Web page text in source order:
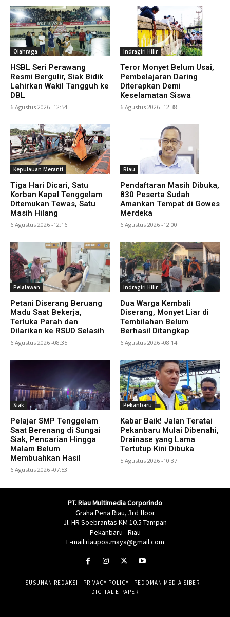
Olahraga
HSBL Seri Perawang
Resmi Bergulir, Siak Bidik
Lahirkan Wakil Tangguh ke
DBL
6 Agustus 2026 -12:54
Indragiri Hilir
Teror Monyet Belum Usai,
Pembelajaran Daring
Diterapkan Demi
Keselamatan Siswa
6 Agustus 2026 -12:38
Kepulauan Meranti
Tiga Hari Dicari, Satu
Korban Kapal Tenggelam
Ditemukan Tewas, Satu
Masih Hilang
6 Agustus 2026 -12:16
Riau
Pendaftaran Masih Dibuka,
830 Peserta Sudah
Amankan Tempat di Gowes
Merdeka
6 Agustus 2026 -12:00
Pelalawan
Petani Diserang Beruang
Madu Saat Bekerja,
Terluka Parah dan
Dilarikan ke RSUD Selasih
6 Agustus 2026 -08:35
Indragiri Hilir
Dua Warga Kembali
Diserang, Monyet Liar di
Tembilahan Belum
Berhasil Ditangkap
6 Agustus 2026 -08:14
Siak
Pelajar SMP Tenggelam
Saat Berenang di Sungai
Siak, Pencarian Hingga
Malam Belum
Membuahkan Hasil
6 Agustus 2026 -07:53
Pekanbaru
Kabar Baik! Jalan Teratai
Pekanbaru Mulai Dibenahi,
Drainase yang Lama
Tertutup Kini Dibuka
5 Agustus 2026 -10:37
PT. Riau Multimedia Corporindo
Graha Pena Riau, 3rd floor
Jl. HR Soebrantas KM 10.5 Tampan
Pekanbaru - Riau
E-mail:riaupos.maya@gmail.com
SUSUNAN REDAKSI PRIVACY POLICY
PEDOMAN MEDIA SIBER
DIGITAL E-PAPER